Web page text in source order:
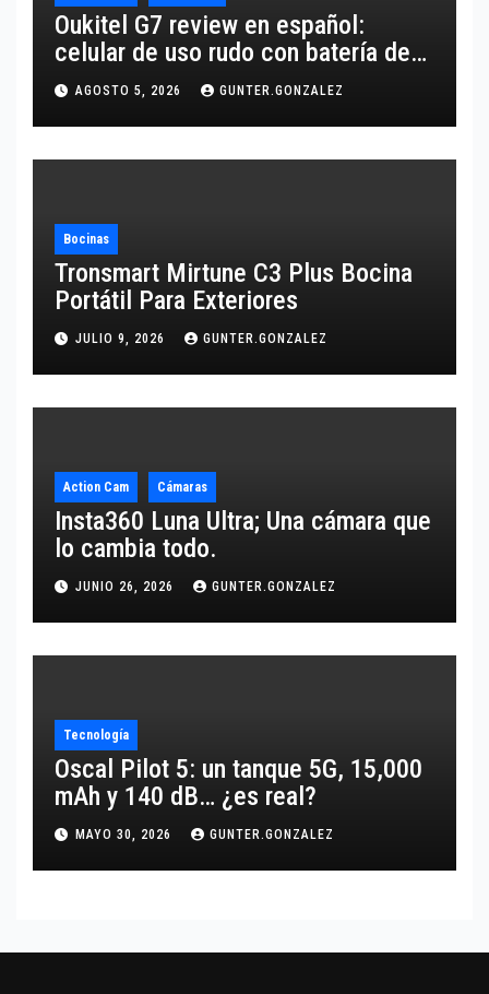
Oukitel G7 review en español:
celular de uso rudo con batería de
10,600 mAh
AGOSTO 5, 2026 GUNTER.GONZALEZ
Bocinas
Tronsmart Mirtune C3 Plus Bocina
Portátil Para Exteriores
JULIO 9, 2026 GUNTER.GONZALEZ
Action Cam Cámaras
Insta360 Luna Ultra; Una cámara que
lo cambia todo.
JUNIO 26, 2026 GUNTER.GONZALEZ
Tecnología
Oscal Pilot 5: un tanque 5G, 15,000
mAh y 140 dB… ¿es real?
MAYO 30, 2026 GUNTER.GONZALEZ